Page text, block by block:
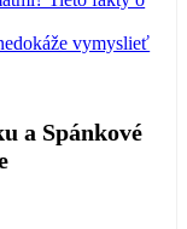
vymyslieť
a Spánkové